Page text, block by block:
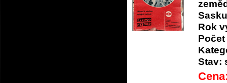
Sasku
Rok
Stav: